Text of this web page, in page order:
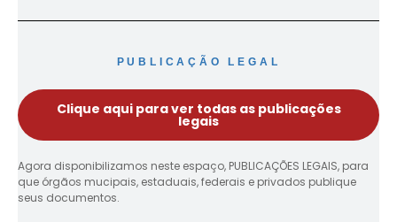
PUBLICAÇÃO LEGAL
Clique aqui para ver todas as publicações
legais
Agora disponibilizamos neste espaço, PUBLICAÇÕES LEGAIS, para
que órgãos mucipais, estaduais, federais e privados publique
seus documentos.